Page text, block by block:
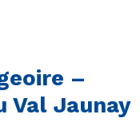
–
Val Jaunay